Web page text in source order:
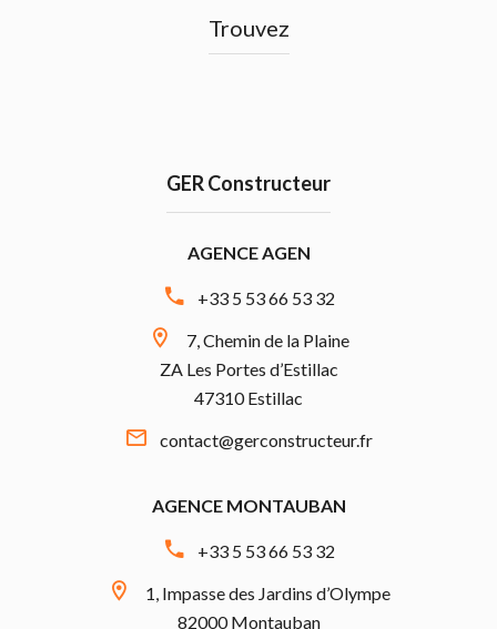
Trouvez
GER Constructeur
AGENCE AGEN
+33 5 53 66 53 32
7, Chemin de la Plaine
ZA Les Portes d’Estillac
47310 Estillac
contact@gerconstructeur.fr
AGENCE MONTAUBAN
+33 5 53 66 53 32
1, Impasse des Jardins d’Olympe
82000 Montauban